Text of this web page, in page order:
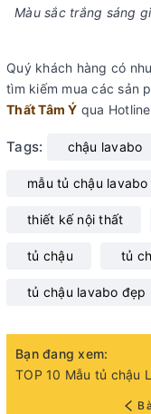
Màu sắc trắng sáng
Quý khách hàng có
tìm kiếm mua các sản
Thất Tâm Ý qua
Tags: chậu lavabo
mẫu tủ chậu lavabo
thiết kế nội thất
tủ chậu tủ
tủ chậu lavabo đẹp
Bạn đang xem: